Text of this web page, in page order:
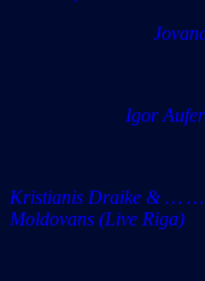
Igor
Kristianis
Moldovans (Live Riga)